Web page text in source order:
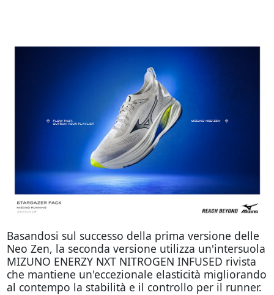
Basandosi sul successo della prima versione delle
Neo Zen, la seconda versione utilizza un'intersuola
MIZUNO ENERZY NXT NITROGEN INFUSED rivista
che mantiene un'eccezionale elasticità migliorando
al contempo la stabilità e il controllo per il runner.